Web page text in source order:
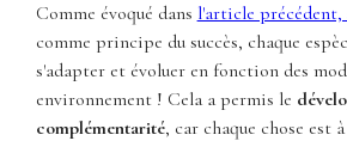
Comme évoqué dans l'article
comme principe du succès, chaque
s'adapter et évoluer en fonction des
environnement ! Cela a permis le
complémentarité, car chaque chose est